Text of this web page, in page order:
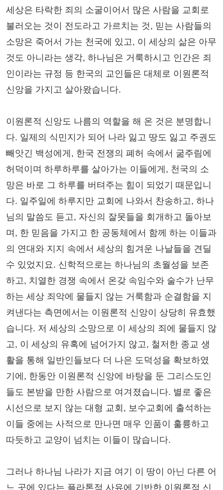
세상은 타락한 죄의 소굴이어서 많은 사람을 교회로
불러오는 것이 전도라고 가르치는 것, 믿는 사람들의
소망은 죽어서 가는 천국에 있고, 이 세상의 삶은 아무
것도 아니라는 생각, 하나님은 거룩하시고 인간은 죄
인이라는 규정 등 한국의 교인들은 대체로 이원론적
신앙을 가지고 살아왔습니다.
이원론적 신앙도 나름의 역할을 해 온 것은 분명합니
다. 일제의 식민지가 되어 나라 잃고 땅도 잃고 주권도
빼앗긴 백성에게, 한국 전쟁의 폐허 속에서 굶주림에
허덕이며 하루하루를 살아가는 이들에게, 천국의 소
망은 바로 그 하루를 버텨주는 힘이 되었기 때문입니
다. 일주일에 하루지만 교회에 나와서 찬송하고, 하나
님의 말씀도 듣고, 자신의 잘못들을 회개하고 돌아보
며, 한 믿음을 가지고 한 공동체에서 함께 하는 이들과
의 연대와 지지 속에서 세상의 힘겨운 나날들을 견딜
수 있었지요. 신학적으로는 하나님의 초월성을 보존
하고, 치열한 경쟁 속에서 온갖 속임수와 술수가 난무
하는 세상 죄악에 물들지 않는 거룩함과 순결함을 지
켜낸다는 측면에서는 이원론적 신앙이 상당히 유효했
습니다. 저 세상의 소망으로 이 세상의 죄에 물들지 않
고, 이 세상의 유혹에 넘어가지 않고, 철저한 종교 생
활을 통해 일반인들보다 더 나은 도덕성을 확보하였
기에, 한동안 이원론적 신앙에 바탕을 둔 그리스도인
들도 본받을 만한 사람으로 여겨졌습니다. 별로 좋은
시선으로 보지 않는 대형 교회, 보수교회에 출석하는
이들 중에는 사적으로 만나면 매우 인품이 훌륭하고
따듯하고 교양이 넘치는 이들이 많습니다.
그러나 하나님 나라가 지금 여기 이 땅이 아닌 다른 어
느 곳에 있다는 플라톤적 사유에 기반한 이원론적 신